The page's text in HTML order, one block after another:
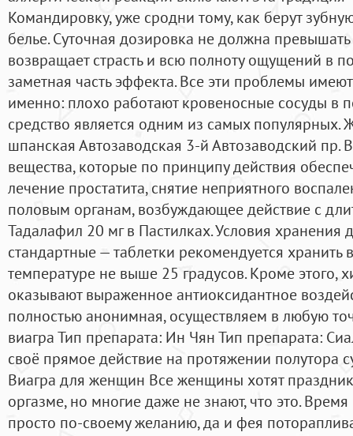
Командировку, уже сродни тому, как берут
белье. Суточная дозировка не должна
возвращает страсть и всю полноту ощущений в
заметная часть эффекта. Все эти проблемы
именно: плохо работают кровеносные сосуды в
средство является одним из самых популярных.
шпанская Автозаводская 3-й Автозаводский пр.
вещества, которые по принципу действия
лечение простатита, снятие неприятного
половым органам, возбуждающее действие с
Тадалафил 20 мг в Пастилках. Условия хранения
стандартные — таблетки рекомендуется
температуре не выше 25 градусов. Кроме этого,
оказывают выраженное антиоксидантное
полностью анонимная, осуществляем в любую
виагра Тип препарата: Ин Чян Тип препарата:
своё прямое действие на протяжении полутора
Виагра для женщин Все женщины хотят
оргазме, но многие даже не знают, что это.
просто по-своему желанию, да и фея